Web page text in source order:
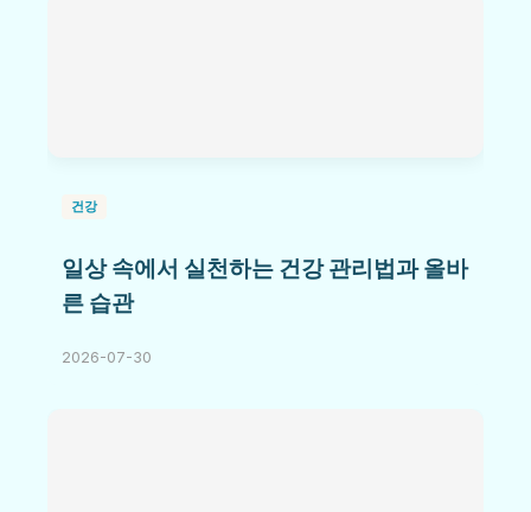
건강
일상 속에서 실천하는 건강 관리법과 올바
른 습관
2026-07-30